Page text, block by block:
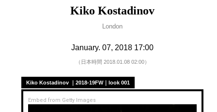
Kiko Kostadinov
London
January. 07, 2018 17:00
（日本時間 2018.01.08 02:00）
Kiko Kostadinov ｜2018-19FW｜look 001
Embed from Getty Images